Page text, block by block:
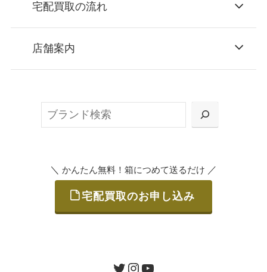
宅配買取の流れ
お申込み
または梱包材不要の「集荷申込」からお選び
ご発送
店舗案内
＼ かんたん無料！箱につめて送るだけ ／
宅配買取のお申し込み
ツイッターインスタグラムユーチューブ